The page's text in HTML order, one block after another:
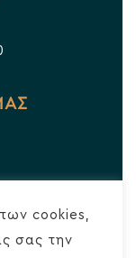
cookies,
σας την